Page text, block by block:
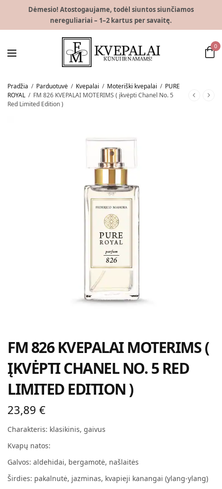
Dėmesio! Atostogaujame, todėl siuntos siunčiamos
nereguliariai – 1–2 kartus per savaitę.
0
Pradžia / Parduotuvė / Kvepalai / Moteriški kvepalai / PURE
ROYAL / FM 826 KVEPALAI MOTERIMS ( įkvėpti Chanel No. 5
Red Limited Edition )
FM 826 KVEPALAI MOTERIMS (
ĮKVĖPTI CHANEL NO. 5 RED
LIMITED EDITION )
23,89€
Charakteris: klasikinis, gaivus
Kvapų natos:
Galvos: aldehidai, bergamotė, našlaitės
Širdies: pakalnutė, jazminas, kvapieji kanangai (ylang-ylang)